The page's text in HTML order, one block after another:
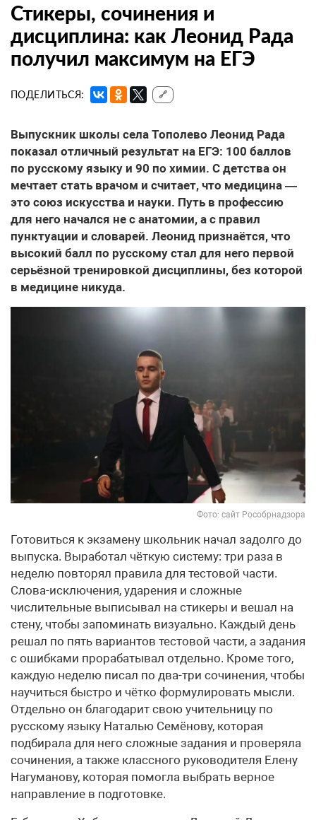
Стикеры, сочинения и
дисциплина: как Леонид Рада
получил максимум на ЕГЭ
ПОДЕЛИТЬСЯ: 🔗
Выпускник школы села Тополево Леонид Рада
показал отличный результат на ЕГЭ: 100 баллов
по русскому языку и 90 по химии. С детства он
мечтает стать врачом и считает, что медицина —
это союз искусства и науки. Путь в профессию
для него начался не с анатомии, а с правил
пунктуации и словарей. Леонид признаётся, что
высокий балл по русскому стал для него первой
серьёзной тренировкой дисциплины, без которой
в медицине никуда.
Фото: сайт Рособрнадзора
Готовиться к экзамену школьник начал задолго до
выпуска. Выработал чёткую систему: три раза в
неделю повторял правила для тестовой части.
Слова-исключения, ударения и сложные
числительные выписывал на стикеры и вешал на
стену, чтобы запоминать визуально. Каждый день
решал по пять вариантов тестовой части, а задания
с ошибками прорабатывал отдельно. Кроме того,
каждую неделю писал по два-три сочинения, чтобы
научиться быстро и чётко формулировать мысли.
Отдельно он благодарит свою учительницу по
русскому языку Наталью Семёнову, которая
подбирала для него сложные задания и проверяла
сочинения, а также классного руководителя Елену
Нагуманову, которая помогла выбрать верное
направление в подготовке.